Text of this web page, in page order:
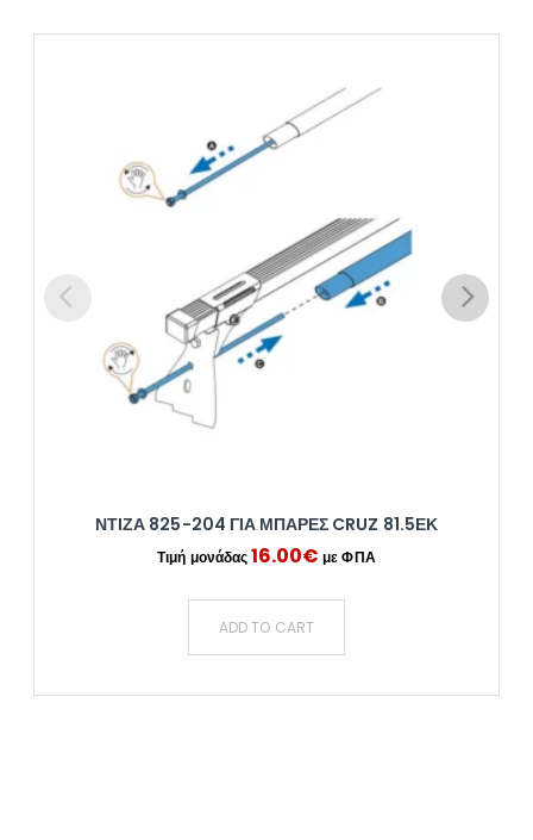
ΝΤΙΖΑ 825-204 ΓΙΑ ΜΠΑΡΕΣ CRUZ 81.5ΕΚ
16.00€
ADD TO CART